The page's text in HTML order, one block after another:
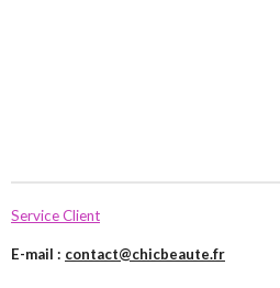
Service Client
E-mail : contact@chicbeaute.fr